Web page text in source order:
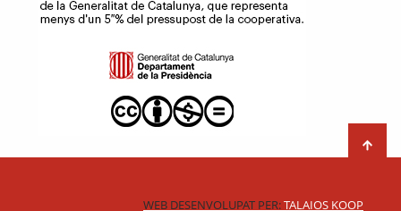
WEB DESENVOLUPAT PER:TALAIOS KOOP